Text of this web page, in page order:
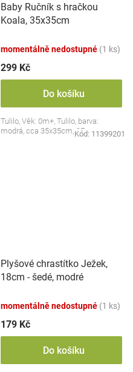
Baby Ručník s hračkou
Koala, 35x35cm
momentálně nedostupné (1 ks)
299 Kč
Do košíku
Tulilo, Věk: 0m+, Tulilo, barva:
modrá, cca 35x35cm, CE
Kód: 11399201
Plyšové chrastítko Ježek,
18cm - šedé, modré
momentálně nedostupné (1 ks)
179 Kč
Do košíku